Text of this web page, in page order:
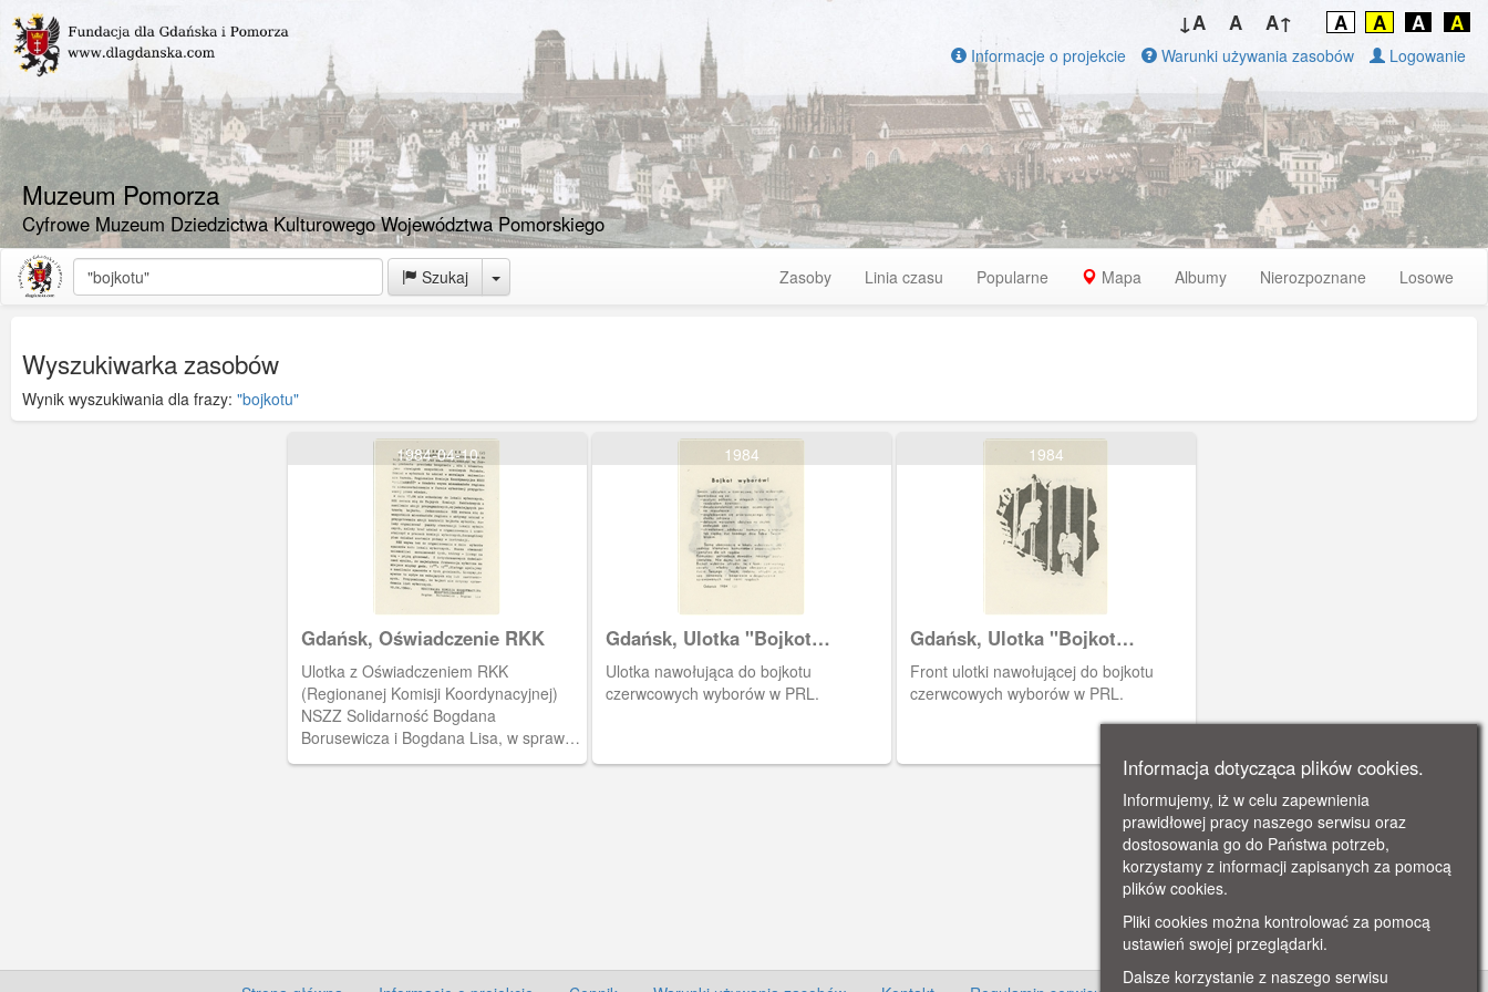
Muzeum Pomorza
Cyfrowe Muzeum Dziedzictwa Kulturowego Województwa Pomorskiego
↓A A A↑ A A A A
Informacje o projekcie Warunki używania zasobów Logowanie
Szukaj Toggle Dropdown Zasoby Linia czasu Popularne Mapa Albumy Nierozpoznane Losowe
Wyszukiwarka zasobów
Wynik wyszukiwania dla frazy: "bojkotu"
1984-04-10
Gdańsk, Oświadczenie RKK
Ulotka z Oświadczeniem RKK
(Regionanej Komisji Koordynacyjnej)
NSZZ Solidarność Bogdana
Borusewicza i Bogdana Lisa, w sprawie
bojkotu wyborów do rad narodowych
1984
Gdańsk, Ulotka "Bojkot
Wyborów"
Ulotka nawołująca do bojkotu
czerwcowych wyborów w PRL.
1984
Gdańsk, Ulotka "Bojkot
Wyborów"
Front ulotki nawołującej do bojkotu
czerwcowych wyborów w PRL.
Informacja dotycząca plików cookies.
Informujemy, iż w celu zapewnienia
prawidłowej pracy naszego serwisu oraz
dostosowania go do Państwa potrzeb,
korzystamy z informacji zapisanych za pomocą
plików cookies.
Pliki cookies można kontrolować za pomocą
ustawień swojej przeglądarki.
Dalsze korzystanie z naszego serwisu